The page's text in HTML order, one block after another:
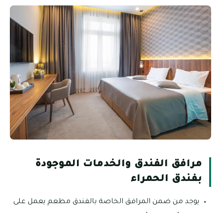
مرافق الفندق والخدمات الموجودة
بفندق الحمراء
يوجد من ضمن المرافق الخاصة بالفندق مطعم يعمل على